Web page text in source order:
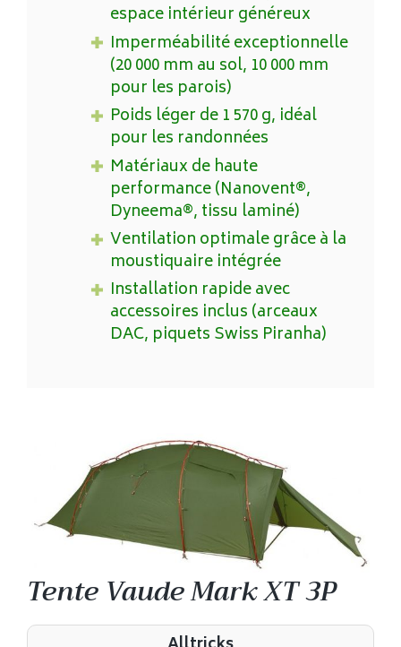
espace intérieur généreux
Imperméabilité exceptionnelle
(20 000 mm au sol, 10 000 mm
pour les parois)
Poids léger de 1 570 g, idéal
pour les randonnées
Matériaux de haute
performance (Nanovent®,
Dyneema®, tissu laminé)
Ventilation optimale grâce à la
moustiquaire intégrée
Installation rapide avec
accessoires inclus (arceaux
DAC, piquets Swiss Piranha)
Tente Vaude Mark XT 3P